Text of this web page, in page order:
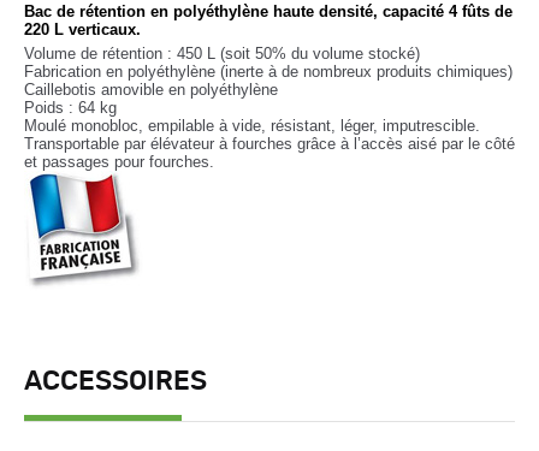
Bac de rétention en polyéthylène haute densité, capacité 4 fûts de
220 L verticaux.
Volume de rétention : 450 L (soit 50% du volume stocké)
Fabrication en polyéthylène (inerte à de nombreux produits chimiques)
Caillebotis amovible en polyéthylène
Poids : 64 kg
Moulé monobloc, empilable à vide, résistant, léger, imputrescible.
Transportable par élévateur à fourches grâce à l’accès aisé par le côté
et passages pour fourches.
ACCESSOIRES